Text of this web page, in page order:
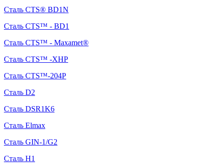
Сталь CTS® BD1N
Сталь CTS™ - BD1
Сталь CTS™ - Maxamet®
Сталь CTS™ -XHP
Сталь CTS™-204P
Сталь D2
Сталь DSR1K6
Сталь Elmax
Сталь GIN-1/G2
Сталь H1